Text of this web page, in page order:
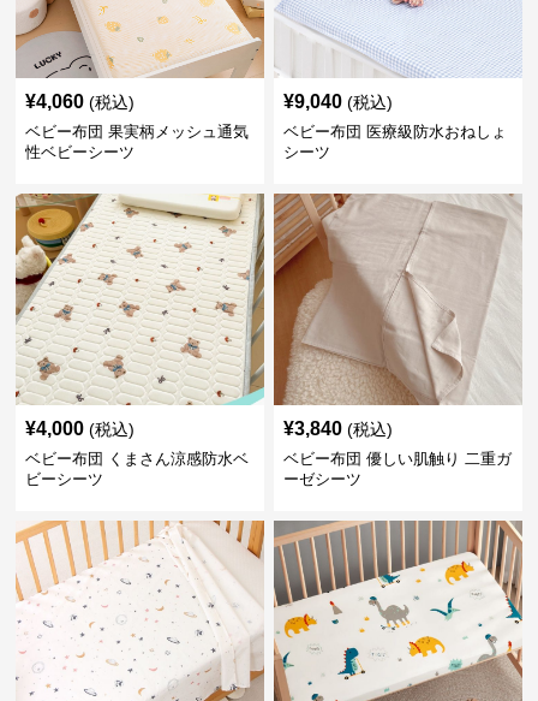
¥4,060 (税込)
ベビー布団 果実柄メッシュ通気
性ベビーシーツ
¥9,040 (税込)
ベビー布団 医療級防水おねしょ
シーツ
¥4,000 (税込)
ベビー布団 くまさん涼感防水ベ
ビーシーツ
¥3,840 (税込)
ベビー布団 優しい肌触り 二重ガ
ーゼシーツ